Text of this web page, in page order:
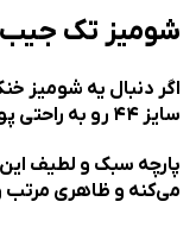
شوميز تک جيب راه راه زنانه
اگر دنبال یه شومیز
سایز ۴۴ رو به راحتی پوشش بده، بدون اینکه حس تنگی یا محدودیت داشته باشی.
پارچه سبک و لطیف
می‌کنه و ظاهری